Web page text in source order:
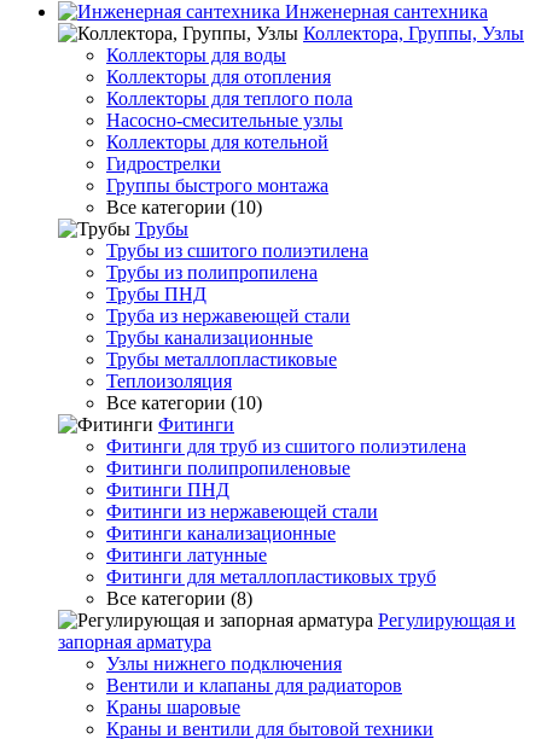
Инженерная сантехника
Коллектора, Группы, Узлы
Коллекторы для воды
Коллекторы для отопления
Коллекторы для теплого пола
Насосно-смесительные узлы
Коллекторы для котельной
Гидрострелки
Группы быстрого монтажа
Все категории (10)
Трубы
Трубы из сшитого полиэтилена
Трубы из полипропилена
Трубы ПНД
Труба из нержавеющей стали
Трубы канализационные
Трубы металлопластиковые
Теплоизоляция
Все категории (10)
Фитинги
Фитинги для труб из сшитого полиэтилена
Фитинги полипропиленовые
Фитинги ПНД
Фитинги из нержавеющей стали
Фитинги канализационные
Фитинги латунные
Фитинги для металлопластиковых труб
Все категории (8)
Регулирующая и
запорная арматура
Узлы нижнего подключения
Вентили и клапаны для радиаторов
Краны шаровые
Краны и вентили для бытовой техники